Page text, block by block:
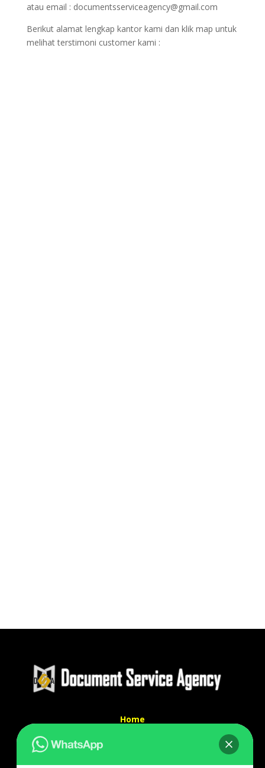
atau email : documentsserviceagency@gmail.com
Berikut alamat lengkap kantor kami dan klik map untuk
melihat terstimoni customer kami :
Home